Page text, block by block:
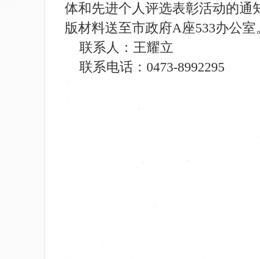
体和先进个人评选表彰活动的通
版材料送至市政府A座533办公
联系人：王耀立
联系电话：0473-8992295